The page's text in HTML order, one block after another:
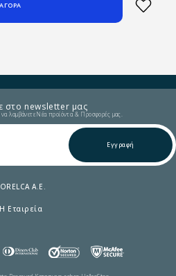
στο newsletter μας
λαμβάνετε Νέα προϊόντα & Προσφορές μας.
Εγγραφή
A.E.
Η Εταιρεία